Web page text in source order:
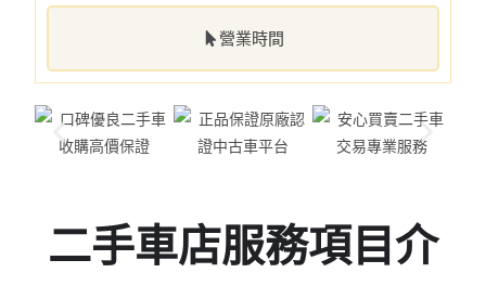
營業時間
二手車店服務項目介